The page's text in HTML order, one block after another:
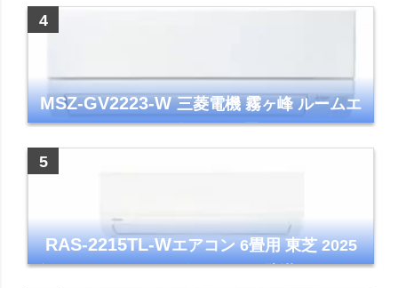
MSZ-GV2223-W三菱電機 霧ヶ峰 ルームエ
アコン GVシリーズ おもに6畳用 ピュアホワ
RAS-2215TL-Wエアコン 6畳用 東芝 2025
年モデル TLシリーズ ホワイト 壁掛け クーラ